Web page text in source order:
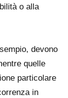
o alla
devono
quelle
particolare
in